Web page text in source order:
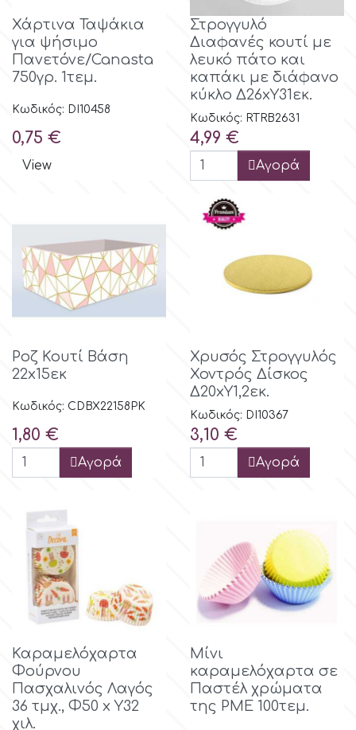
Χάρτινα Ταψάκια
για ψήσιμο
Πανετόνε/Canasta
750γρ. 1τεμ.
Κωδικός: DI10458
Τιμή
0,75 €
View
Στρογγυλό
Διαφανές κουτί με
λευκό πάτο και
καπάκι με διάφανο
κύκλο Δ26xΥ31εκ.
Κωδικός: RTRB2631
Τιμή
4,99 €
Αγορά
Ροζ Κουτί Βάση
22x15εκ
Κωδικός: CDBX22158PK
Τιμή
1,80 €
Αγορά
Χρυσός Στρογγυλός
Χοντρός Δίσκος
Δ20xY1,2εκ.
Κωδικός: DI10367
Τιμή
3,10 €
Αγορά
Καραμελόχαρτα
Φούρνου
Πασχαλινός Λαγός
36 τμχ., Φ50 x Υ32
χιλ.
Μίνι
καραμελόχαρτα σε
Παστέλ χρώματα
της PME 100τεμ.